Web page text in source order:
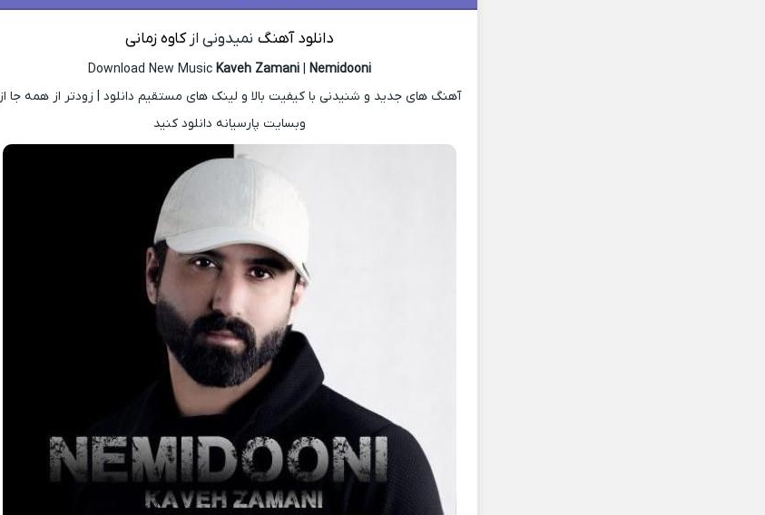
دانلود آهنگ نمیدونی ازکاوه زمانی
Download New Music Kaveh Zamani| Nemidooni
آهنگ های جدید و شنیدنی با کیفیت بالا و لینک های مستقیم دانلود | زودتر از همه جا از
وبسایت پارسیانه دانلود کنید